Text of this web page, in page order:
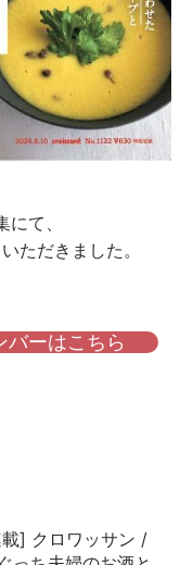
て、
ただきました。
バーはこちら
] クロワッサン /